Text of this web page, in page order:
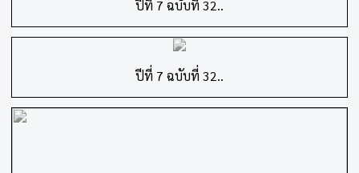
ปีที่ 7 ฉบับที่ 32..
ปีที่ 7 ฉบับที่ 32..